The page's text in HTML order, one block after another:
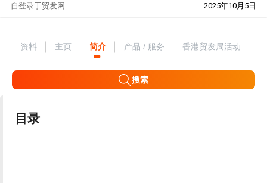
自
2025年10月5日
登录于贸发网
资料 主页 简介 产品 / 服务 香港贸发局活动
搜索
目录